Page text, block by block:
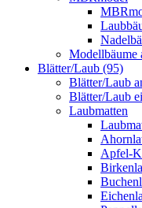
Modellbäume
Blätter/Laub (95)
Blätter/Laub
Blätter/Laub
Laubmatten
Apfel-